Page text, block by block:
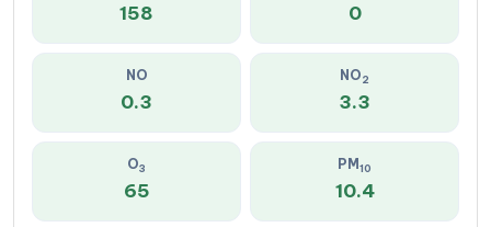
158 0
NO
0.3
NO2
3.3
O3
65
PM 10
10.4